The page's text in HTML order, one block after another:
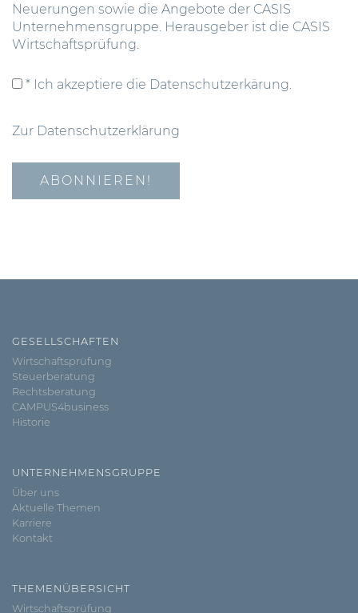
Neuerungen sowie die Angebote der CASIS
Unternehmensgruppe. Herausgeber ist die CASIS
Wirtschaftsprüfung.
* Ich akzeptiere die Datenschutzerkärung.
Zur Datenschutzerklärung
GESELLSCHAFTEN
Wirtschaftsprüfung
Steuerberatung
Rechtsberatung
CAMPUS4business
Historie
UNTERNEHMENSGRUPPE
Über uns
Aktuelle Themen
Karriere
Kontakt
THEMENÜBERSICHT
Wirtschaftsprüfung